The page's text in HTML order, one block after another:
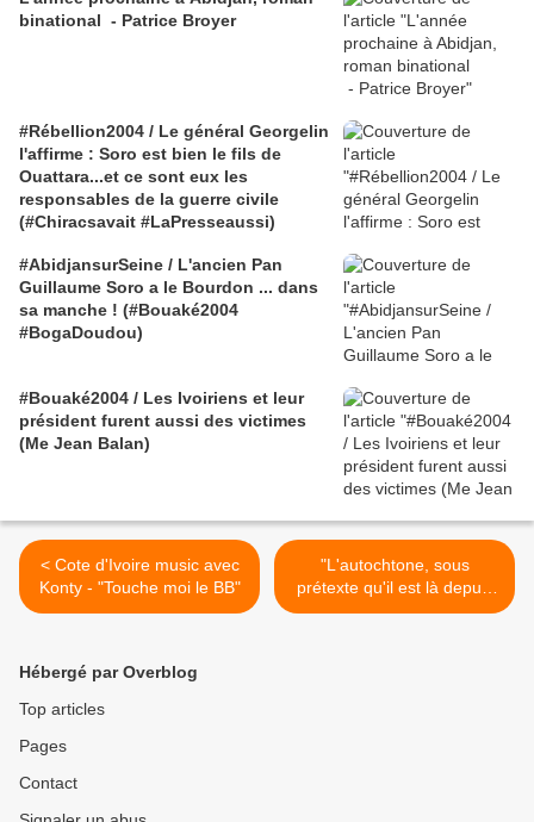
binational - Patrice Broyer
#Rébellion2004 / Le général Georgelin
l'affirme : Soro est bien le fils de
Ouattara...et ce sont eux les
responsables de la guerre civile
(#Chiracsavait #LaPresseaussi)
#AbidjansurSeine / L'ancien Pan
Guillaume Soro a le Bourdon ... dans
sa manche ! (#Bouaké2004
#BogaDoudou)
#Bouaké2004 / Les Ivoiriens et leur
président furent aussi des victimes
(Me Jean Balan)
< Cote d'Ivoire music avec
Konty - "Touche moi le BB"
"L'autochtone, sous
prétexte qu'il est là depuis
toujours, il se croit chez lui
Hébergé par Overblog
Top articles
Pages
Contact